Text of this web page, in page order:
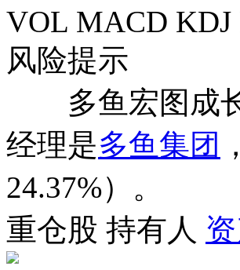
VOL MACD KDJ
风险提示
多鱼宏图成长
经理是多鱼集团
24.37%）。
重仓股 持有人